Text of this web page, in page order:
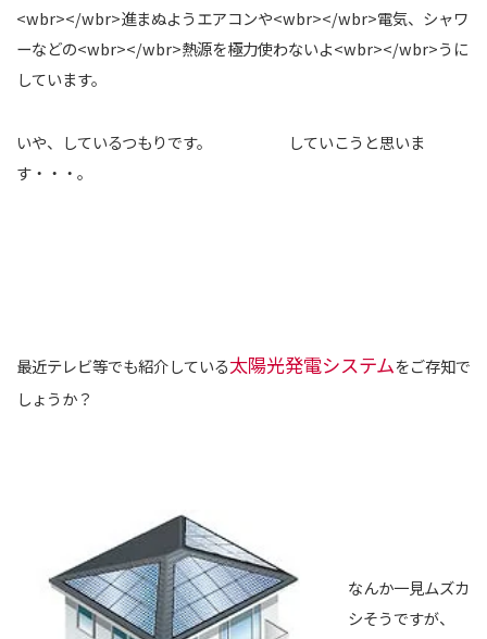
<wbr></wbr>進まぬようエアコンや<wbr></wbr>電気、シャワ
ーなどの<wbr></wbr>熱源を極力使わないよ<wbr></wbr>うに
しています。
いや、しているつもりです。 していこうと思いま
す・・・。
最近テレビ等でも紹介している太陽光発電システムをご存知で
しょうか？
なんか一見ムズカ
シそうですが、